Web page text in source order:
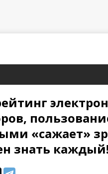
«сажает»
знать каждый!